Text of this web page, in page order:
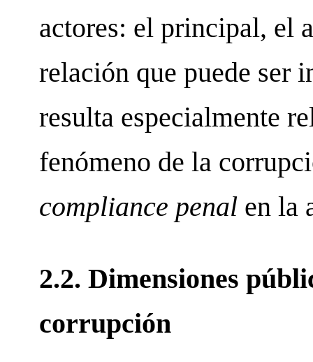
actores: el principal, el
relación que puede ser
resulta especialmente
fenómeno de la
compliance penal en la
2.2. Dimensiones
corrupción